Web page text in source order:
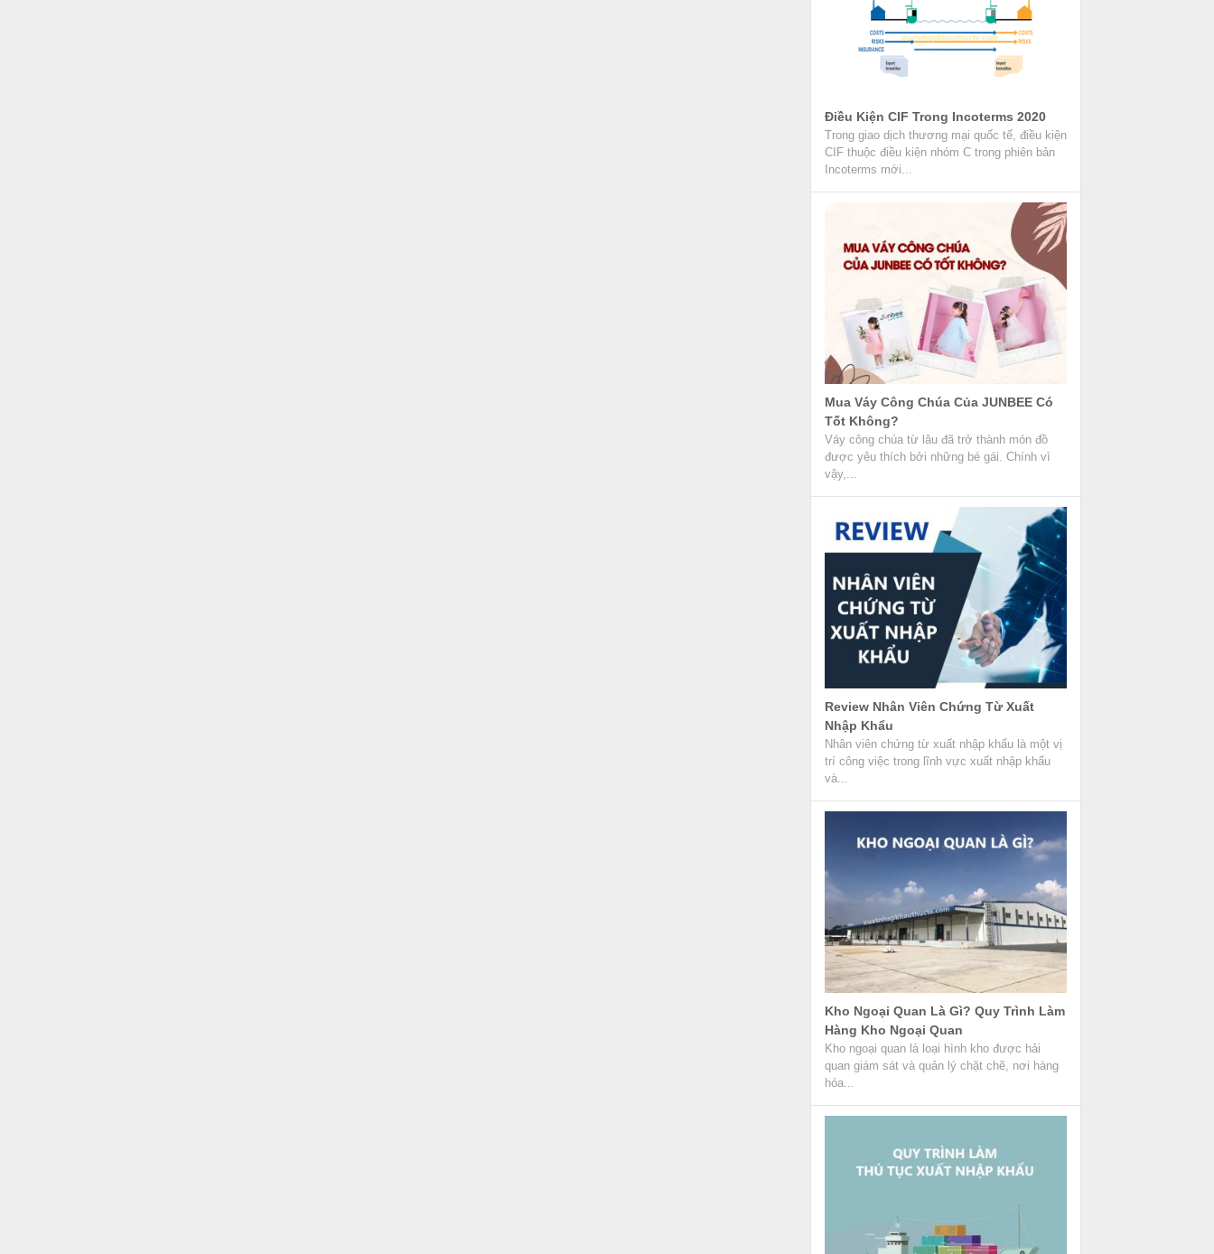
Điều Kiện CIF Trong Incoterms 2020
Trong giao dịch thương mại quốc tế, điều kiện
CIF thuộc điều kiện nhóm C trong phiên bản
Incoterms mới...
Mua Váy Công Chúa Của JUNBEE Có
Tốt Không?
Váy công chúa từ lâu đã trở thành món đồ
được yêu thích bởi những bé gái. Chính vì
vậy,...
Review Nhân Viên Chứng Từ Xuất
Nhập Khẩu
Nhân viên chứng từ xuất nhập khẩu là một vị
trí công việc trong lĩnh vực xuất nhập khẩu
và...
Kho Ngoại Quan Là Gì? Quy Trình Làm
Hàng Kho Ngoại Quan
Kho ngoại quan là loại hình kho được hải
quan giám sát và quản lý chặt chẽ, nơi hàng
hóa...